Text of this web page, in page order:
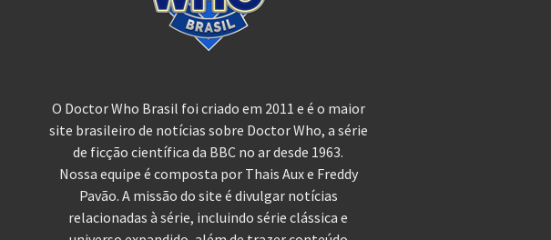
O Doctor Who Brasil foi criado em 2011 e é o maior
site brasileiro de notícias sobre Doctor Who, a série
de ficção científica da BBC no ar desde 1963.
Nossa equipe é composta por Thais Aux e Freddy
Pavão. A missão do site é divulgar notícias
relacionadas à série, incluindo série clássica e